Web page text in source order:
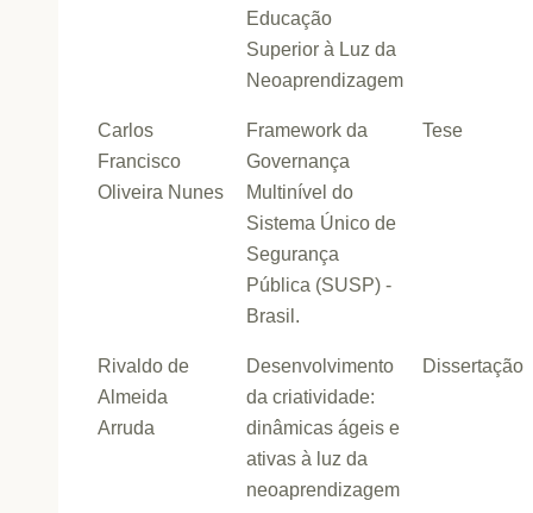
Educação
Superior à Luz da
Neoaprendizagem
Carlos
Francisco
Oliveira Nunes
Framework da
Governança
Multinível do
Sistema Único de
Segurança
Pública (SUSP) -
Brasil.
Tese
Rivaldo de
Almeida
Arruda
Desenvolvimento
da criatividade:
dinâmicas ágeis e
ativas à luz da
neoaprendizagem
Dissertação